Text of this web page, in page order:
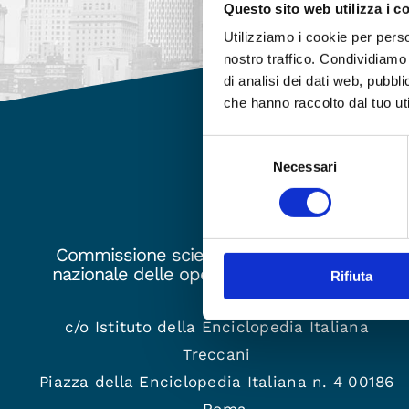
Questo sito web utilizza i
Utilizziamo i cookie per
nostro traffico.
di analisi dei dati web,
che hanno raccolto dal tuo
Necessari
Rifiuta
Commissione scientifica per l’edizionale
nazionale delle opere di Giovanni Gentile
c/o Istituto della Enciclopedia Italiana
Treccani
Piazza della Enciclopedia Italiana n. 4 00186